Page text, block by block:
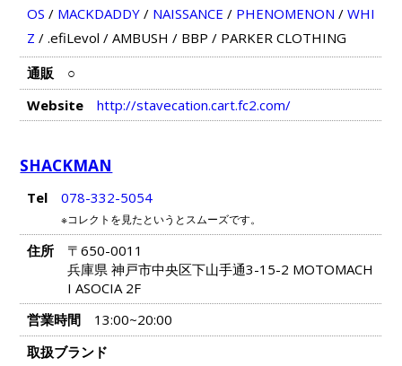
OS / MACKDADDY/ NAISSANCE / PHENOMENON / WHI
Z / .efiLevol / AMBUSH / BBP / PARKER CLOTHING
通販
○
Website
http://stavecation.cart.fc2.com/
SHACKMAN
Tel 078-332-5054
※コレクトを見たというとスムーズです。
住所
〒650-0011
兵庫県 神戸市中央区下山手通3-15-2 MOTOMACH
I ASOCIA 2F
営業時間
13:00~20:00
取扱ブランド